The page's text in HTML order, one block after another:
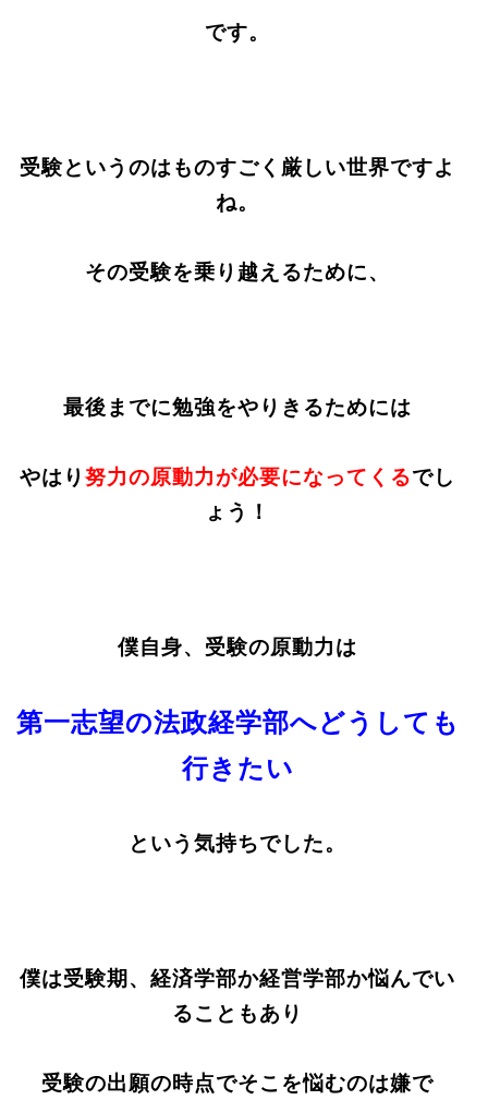
です。
受験というのはものすごく厳しい世界ですよ
ね。
その受験を乗り越えるために、
最後までに勉強をやりきるためには
やはり努力の原動力が必要になってくるでし
ょう！
僕自身、受験の原動力は
第一志望の法政経学部へどうしても
行きたい
という気持ちでした。
僕は受験期、経済学部か経営学部か悩んでい
ることもあり
受験の出願の時点でそこを悩むのは嫌で